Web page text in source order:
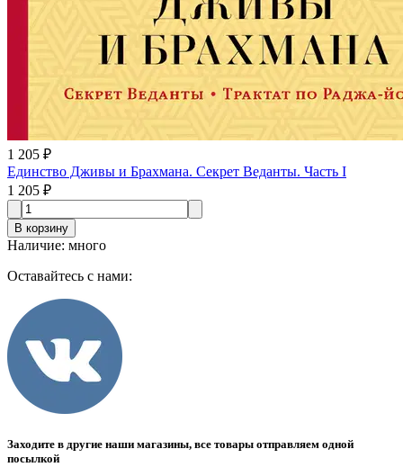
1 205 ₽
Единство Дживы и Брахмана. Секрет Веданты. Часть I
1 205 ₽
В корзину
Наличие: много
Оставайтесь с нами:
Заходите в другие наши магазины, все товары отправляем одной
посылкой